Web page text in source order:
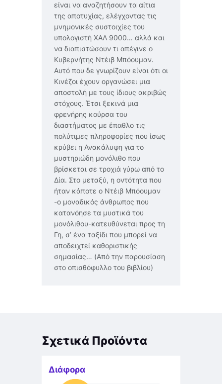
είναι να αναζητήσουν τα αίτια
της αποτυχίας, ελέγχοντας τις
μνημονικές συστοιχίες του
υπολογιστή ΧΑΛ 9000… αλλά και
να διαπιστώσουν τι απέγινε ο
Κυβερνήτης Ντέιβ Μπόουμαν.
Αυτό που δε γνωρίζουν είναι ότι οι
Κινέζοι έχουν οργανώσει μια
αποστολή με τους ίδιους ακριβώς
στόχους. Έτσι ξεκινά μια
φρενήρης κούρσα του
διαστήματος με έπαθλο τις
πολύτιμες πληροφορίες που ίσως
κρύβει η Ανακάλυψη για το
μυστηριώδη μονόλιθο που
βρίσκεται σε τροχιά γύρω από το
Δία. Στο μεταξύ, η οντότητα που
ήταν κάποτε ο Ντέιβ Μπόουμαν
-ο μοναδικός άνθρωπος που
κατανόησε τα μυστικά του
μονόλιθου-κατευθύνεται προς τη
Γη, σ’ ένα ταξίδι που μπορεί να
αποδειχτεί καθοριστικής
σημασίας… (Από την παρουσίαση
στο οπισθόφυλλο του βιβλίου)
Σχετικά Προϊόντα
Διάφορα